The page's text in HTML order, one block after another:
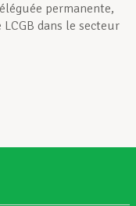
permanente,
dans le secteur